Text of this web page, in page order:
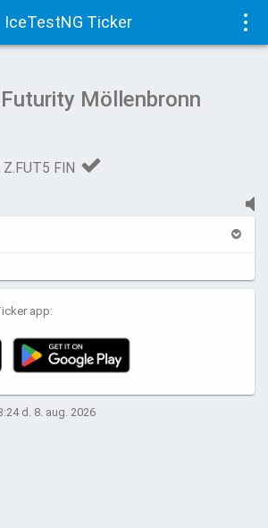
IceTestNG Ticker
Möllenbronn
Z.FUT5 FIN
app:
d. 8. aug. 2026